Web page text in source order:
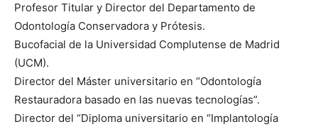
Profesor Titular y Director del Departamento de
Odontología Conservadora y Prótesis.
Bucofacial de la Universidad Complutense de Madrid
(UCM).
Director del Máster universitario en “Odontología
Restauradora basado en las nuevas tecnologías”.
Director del “Diploma universitario en “Implantología